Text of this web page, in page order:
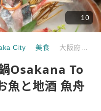
10
City 美食
Osakana To
と地酒 魚舟